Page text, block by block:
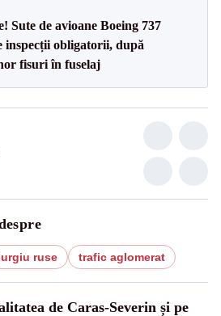
Sute de avioane Boeing 737
inspecții obligatorii, după
fisuri în fuselaj
ruse trafic aglomerat
de Caras-Severin și pe